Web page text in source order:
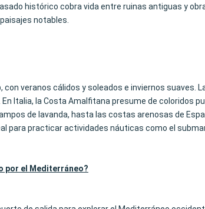
histórico cobra vida entre ruinas antiguas y
notables.
con veranos cálidos y soleados e inviernos
Italia, la Costa Amalfitana presume de coloridos
de lavanda, hasta las costas arenosas de
para practicar actividades náuticas como el
por el Mediterráneo?